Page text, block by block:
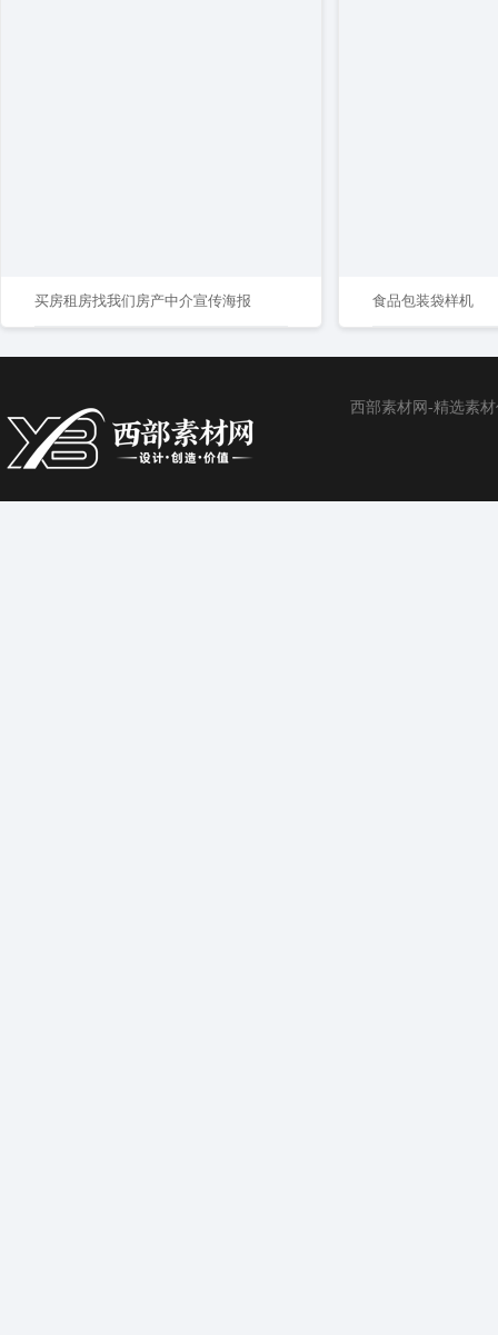
买房租房找我们房产中介宣传海报 食品包装袋样机
西部素材网-精选素